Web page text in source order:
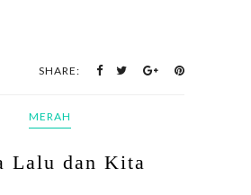
SHARE:
MERAH
Lalu dan Kita